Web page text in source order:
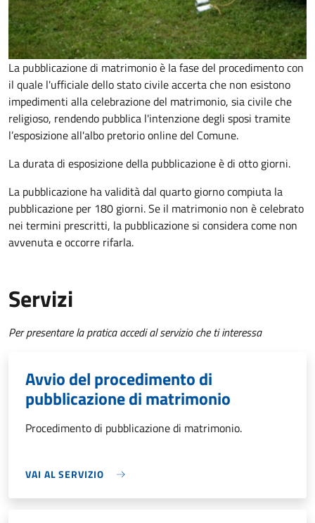
La pubblicazione di matrimonio è la fase del procedimento con
il quale l'ufficiale dello stato civile accerta che non esistono
impedimenti alla celebrazione del matrimonio, sia civile che
religioso, rendendo pubblica l'intenzione degli sposi tramite
l’esposizione all'albo pretorio online del Comune.
La durata di esposizione della pubblicazione è di otto giorni.
La pubblicazione ha validità dal quarto giorno compiuta la
pubblicazione per 180 giorni. Se il matrimonio non è celebrato
nei termini prescritti, la pubblicazione si considera come non
avvenuta e occorre rifarla.
Servizi
Per presentare la pratica accedi al servizio che ti interessa
Avvio del procedimento di
pubblicazione di matrimonio
Procedimento di pubblicazione di matrimonio.
VAI AL SERVIZIO